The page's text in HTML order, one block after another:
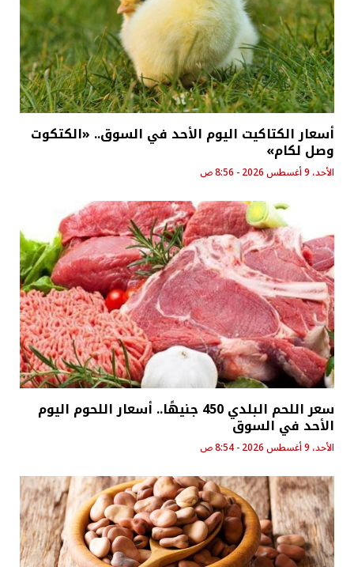
أسعار الكتاكيت اليوم الأحد في السوق.. «الكتكوت
وصل لكام»
الأحد، 9 أغسطس 2026 - 8:56 ص
سعر اللحم البلدي 450 جنيهًا.. أسعار اللحوم اليوم
الأحد في السوق
الأحد، 9 أغسطس 2026 - 8:54 ص